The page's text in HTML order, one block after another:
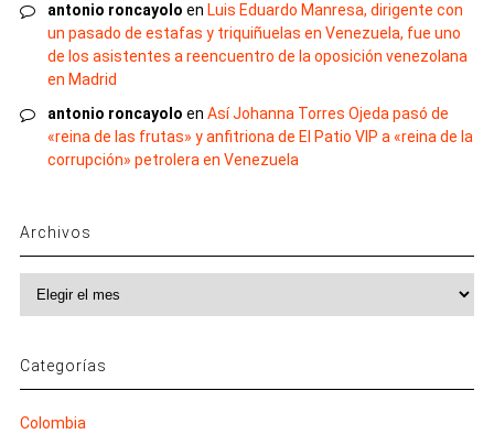
antonio roncayolo en Luis Eduardo Manresa, dirigente con
un pasado de estafas y triquiñuelas en Venezuela, fue uno
de los asistentes a reencuentro de la oposición venezolana
en Madrid
antonio roncayolo en Así Johanna Torres Ojeda pasó de
«reina de las frutas» y anfitriona de El Patio VIP a «reina de la
corrupción» petrolera en Venezuela
Archivos
Archivos
Categorías
Colombia